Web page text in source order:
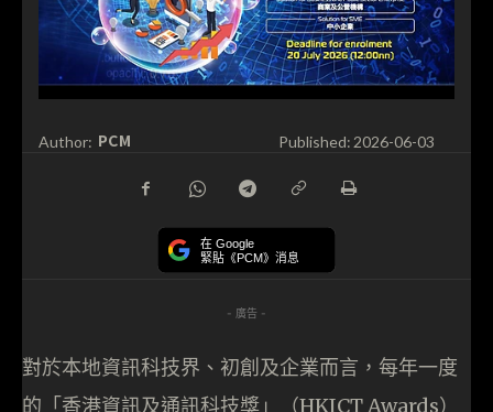
Author: PCM Published: 2026-06-03
在 Google
緊貼《PCM》消息
- 廣告 -
對於本地資訊科技界、初創及企業而言，每年一度
的「香港資訊及通訊科技獎」（HKICT Awards）